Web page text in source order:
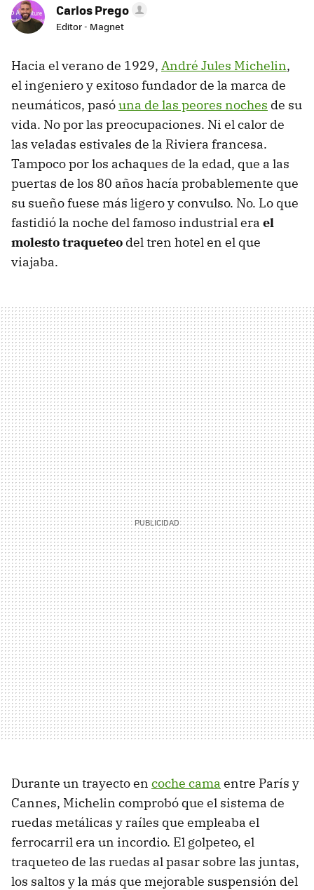
Carlos Prego
Editor - Magnet
Hacia el verano de 1929, André Jules Michelin,
el ingeniero y exitoso fundador de la marca de
neumáticos, pasóuna de las peores noches de su
vida. No por las preocupaciones. Ni el calor de
las veladas estivales de la Riviera francesa.
Tampoco por los achaques de la edad, que a las
puertas de los 80 años hacía probablemente que
su sueño fuese más ligero y convulso. No. Lo que
fastidió la noche del famoso industrial era el
molesto traqueteo del tren hotel en el que
viajaba.
Durante un trayecto en coche cama entre París y
Cannes, Michelin comprobó que el sistema de
ruedas metálicas y raíles que empleaba el
ferrocarril era un incordio. El golpeteo, el
traqueteo de las ruedas al pasar sobre las juntas,
los saltos y la más que mejorable suspensión del